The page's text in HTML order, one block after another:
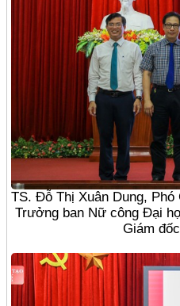
TS. Đỗ Thị Xuân Dung,
Trưởng ban Nữ công Đại
Giám